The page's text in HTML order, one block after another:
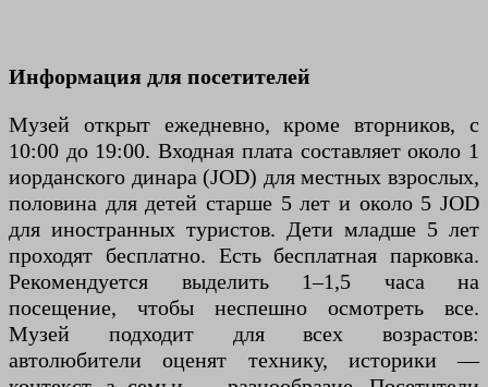
Информация для посетителей
Музей открыт ежедневно, кроме вторников, с
10:00 до 19:00. Входная плата составляет около 1
иорданского динара (JOD) для местных взрослых,
половина для детей старше 5 лет и около 5 JOD
для иностранных туристов. Дети младше 5 лет
проходят бесплатно. Есть бесплатная парковка.
Рекомендуется выделить 1–1,5 часа на
посещение, чтобы неспешно осмотреть все.
Музей подходит для всех возрастов:
автолюбители оценят технику, историки —